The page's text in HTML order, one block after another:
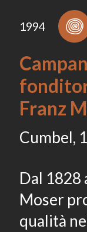
1994
Franz
Cumbel,
Dal 1828
Moser
qualità